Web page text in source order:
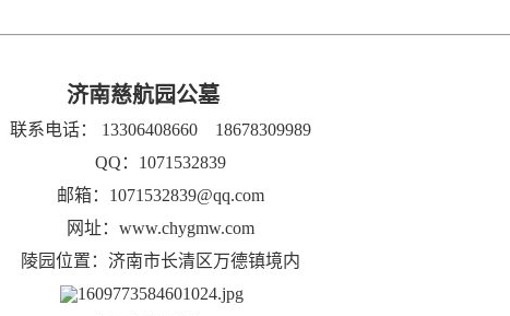
济南慈航园公墓
联系电话： 13306408660 18678309989
QQ：1071532839
邮箱：1071532839@qq.com
网址： www.chygmw.com
陵园位置：济南市长清区万德镇境内